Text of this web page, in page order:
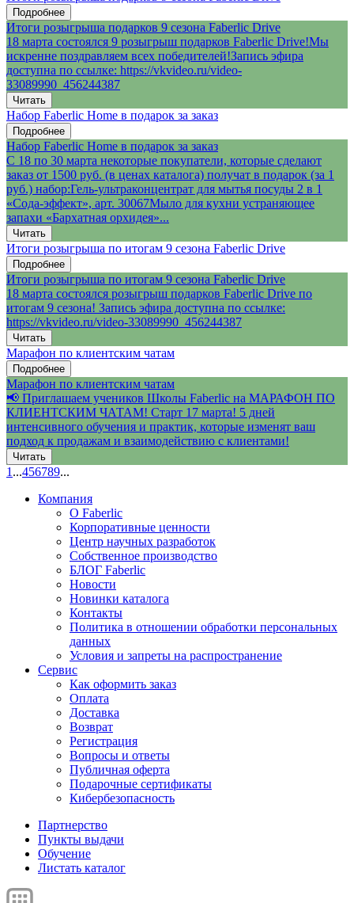
Подробнее
Итоги розыгрыша подарков 9 сезона Faberlic Drive
18 марта состоялся 9 розыгрыш подарков Faberlic Drive!Мы
искренне поздравляем всех победителей!Запись эфира
доступна по ссылке: https://vkvideo.ru/video-
33089990_456244387
Читать
Набор Faberlic Home в подарок за заказ
Подробнее
Набор Faberlic Home в подарок за заказ
С 18 по 30 марта некоторые покупатели, которые сделают
заказ от 1500 руб. (в ценах каталога) получат в подарок (за 1
руб.) набор:Гель-ультраконцентрат для мытья посуды 2 в 1
«Сода-эффект», арт. 30067Мыло для кухни устраняющее
запахи «Бархатная орхидея»...
Читать
Итоги розыгрыша по итогам 9 сезона Faberlic Drive
Подробнее
Итоги розыгрыша по итогам 9 сезона Faberlic Drive
18 марта состоялся розыгрыш подарков Faberlic Drive по
итогам 9 сезона! Запись эфира доступна по ссылке:
https://vkvideo.ru/video-33089990_456244387
Читать
Марафон по клиентским чатам
Подробнее
Марафон по клиентским чатам
📢 Приглашаем учеников Школы Faberlic на МАРАФОН ПО
КЛИЕНТСКИМ ЧАТАМ! Старт 17 марта! 5 дней
интенсивного обучения и практик, которые изменят ваш
подход к продажам и взаимодействию с клиентами!
Читать
1 ...456789...
Компания
О Faberlic
Корпоративные ценности
Центр научных разработок
Собственное производство
БЛОГ Faberlic
Новости
Новинки каталога
Контакты
Политика в отношении обработки персональных
данных
Условия и запреты на распространение
Сервис
Как оформить заказ
Оплата
Доставка
Возврат
Регистрация
Вопросы и ответы
Публичная оферта
Подарочные сертификаты
Кибербезопасность
Партнерство
Пункты выдачи
Обучение
Листать каталог